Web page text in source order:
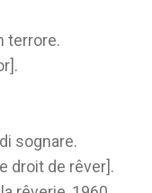
terrore.
sognare.
droit de rêver].